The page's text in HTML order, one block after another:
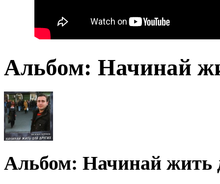
Альбом: Начинай
Альбом: Начинай жить